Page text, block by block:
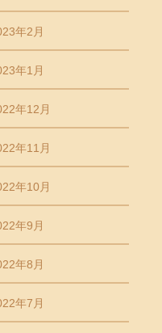
年2月
年1月
年12月
年11月
年10月
年9月
年8月
年7月